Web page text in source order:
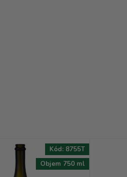
Objem 750 ml
Kód: 8755T